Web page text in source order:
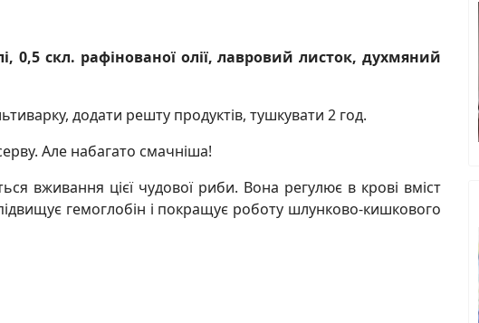
0,5 скл. рафінованої олії, лавровий листок, духмяний
додати решту продуктів, тушкувати 2 год.
Але набагато смачніша!
вживання цієї чудової риби. Вона регулює в крові вміст
гемоглобін і покращує роботу шлунково-кишкового